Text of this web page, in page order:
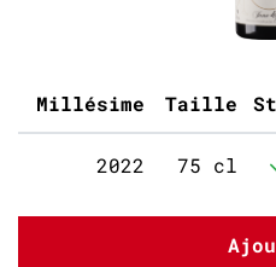
Millésime Taille
2022 75 cl